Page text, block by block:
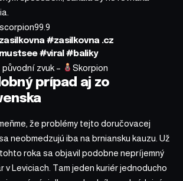
#zasilkovna.cz
#viral #baliky
zvuk – Skorpion
prípad aj zo
že problémy tejto doručovacej
neobmedzujú iba na brniansku kauzu. Už
tohto roka sa objavil podobne nepríjemný
v Leviciach. Tam jeden kuriér jednoducho